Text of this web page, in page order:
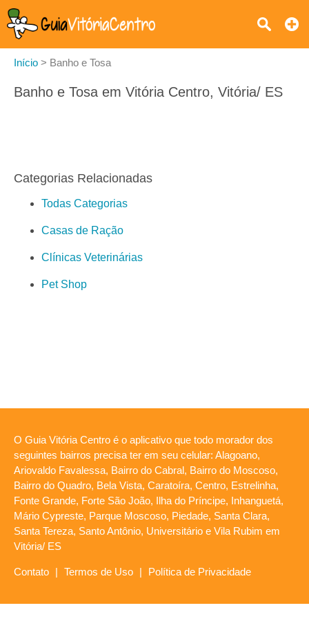
Início > Banho e Tosa
Banho e Tosa em Vitória Centro, Vitória/ ES
Categorias Relacionadas
Todas Categorias
Casas de Ração
Clínicas Veterinárias
Pet Shop
O Guia Vitória Centro é o aplicativo que todo morador dos
seguintes bairros precisa ter em seu celular: Alagoano,
Ariovaldo Favalessa, Bairro do Cabral, Bairro do Moscoso,
Bairro do Quadro, Bela Vista, Caratoíra, Centro, Estrelinha,
Fonte Grande, Forte São João, Ilha do Príncipe, Inhanguetá,
Mário Cypreste, Parque Moscoso, Piedade, Santa Clara,
Santa Tereza, Santo Antônio, Universitário e Vila Rubim em
Vitória/ ES
Contato | Termos de Uso | Política de Privacidade